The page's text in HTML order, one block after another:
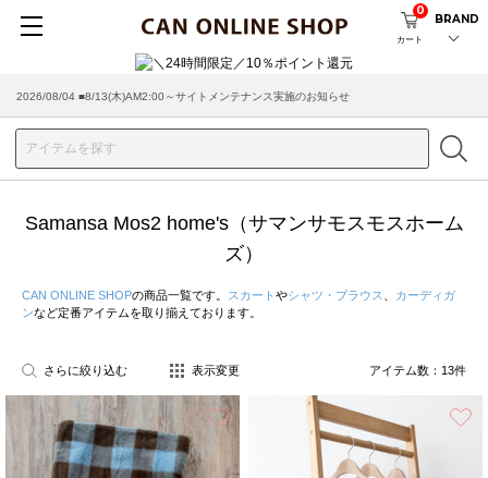
カート
0
BRAND
2026/08/04 ■8/13(木)AM2:00～サイトメンテナンス実施のお知らせ
Samansa Mos2 home's（サマンサモスモスホーム
ズ）
CAN ONLINE SHOPの商品一覧です。 スカート やシャツ・ブラウス
カーディガ
ンなど定番アイテムを取り揃えております。
さらに絞り込む 表示変更 アイテム数： 13件